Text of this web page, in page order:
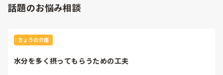
話題のお悩み相談
きょうの介護
水分を多く摂ってもらうための工夫